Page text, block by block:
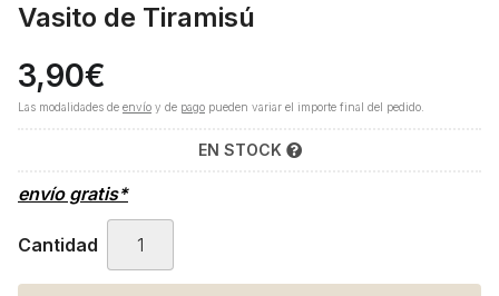
Vasito de Tiramisú
3,90€
Las modalidades de envío y de pago pueden variar el importe final del pedido.
EN STOCK
envío gratis*
Cantidad